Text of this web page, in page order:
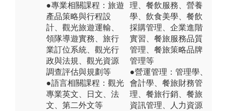
●專業相關課程：旅遊
產品策略與行程設
計、觀光旅遊運輸、
領隊導遊實務、旅行
業訂位系統、觀光行
政與法規、觀光資源
調查評估與規劃等
●語言相關課程：觀光
專業英文、日文、法
文、第二外文等
理、餐飲服務、營養
學、飲食美學、餐飲
採購管理、企業進階
實習、餐旅服務品質
管理、餐旅策略品牌
管理等
●營運管理：管理學、
會計學、餐旅財務管
理、餐旅行銷、餐旅
資訊管理、人力資源